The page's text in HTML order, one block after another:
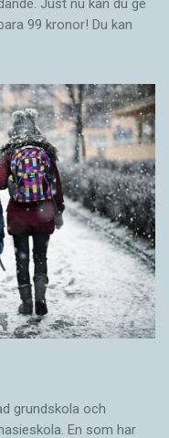
Just nu kan du ge
99 kronor! Du kan
grundskola och
En som har